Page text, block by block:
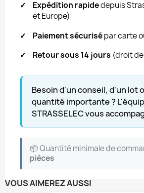
✓ Expédition rapidedepuis
et Europe)
✓
Paiement sécurisépar carte
✓
Retour sous 14 jours (droit
Besoin d'un conseil, d'un lot
quantité importante ?
STRASSELEC vous
📦 Quantité minimale de
pièces
VOUS AIMEREZ AUSSI